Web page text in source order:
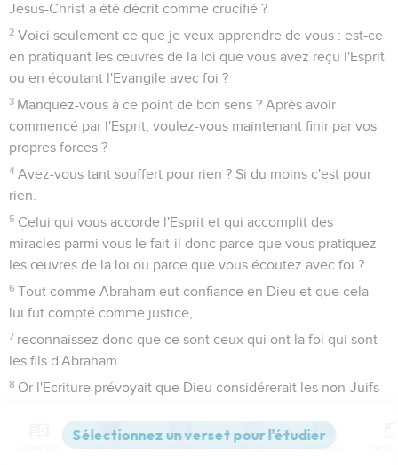
Jésus-Christ a été décrit comme crucifié ?
2 Voici seulement ce que je veux apprendre de vous : est-ce
en pratiquant les œuvres de la loi que vous avez reçu l'Esprit
ou en écoutant l'Evangile avec foi ?
3 Manquez-vous à ce point de bon sens ? Après avoir
commencé par l'Esprit, voulez-vous maintenant finir par vos
propres forces ?
4 Avez-vous tant souffert pour rien ? Si du moins c'est pour
rien.
5 Celui qui vous accorde l'Esprit et qui accomplit des
miracles parmi vous le fait-il donc parce que vous pratiquez
les œuvres de la loi ou parce que vous écoutez avec foi ?
6 Tout comme Abraham eut confiance en Dieu et que cela
lui fut compté comme justice,
7 reconnaissez donc que ce sont ceux qui ont la foi qui sont
les fils d'Abraham.
8 Or l'Ecriture prévoyait que Dieu considérerait les non-Juifs
annoncé cette bonne nouvelle à Abraham : Toutes les
nations seront bénies en toi !
Versions Commentaires Strong